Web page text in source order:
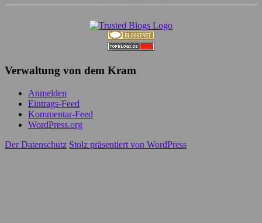
Verwaltung von dem Kram
Anmelden
Eintrags-Feed
Kommentar-Feed
WordPress.org
Der Datenschutz Stolz präsentiert von WordPress